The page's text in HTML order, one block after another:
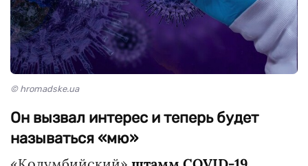
© hromadske.ua
Он вызвал интерес и теперь будет
называться «мю»